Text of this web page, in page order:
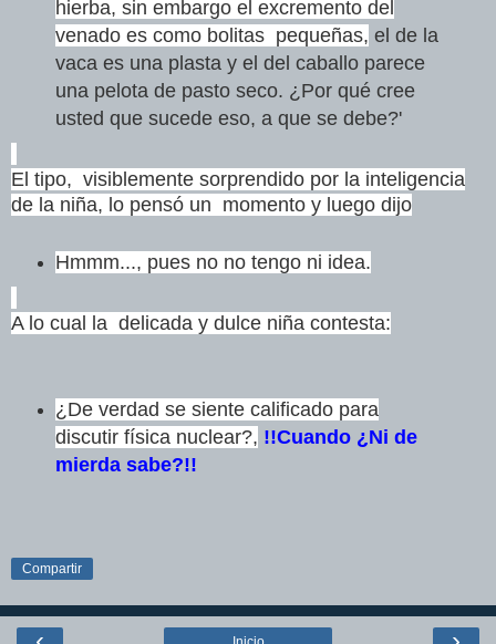
hierba, sin embargo el excremento del
venado es como bolitas pequeñas, el de la
vaca es una plasta y el del caballo parece
una pelota de pasto seco. ¿Por qué cree
usted que sucede eso, a que se debe?'
El tipo, visiblemente sorprendido por la inteligencia
de la niña, lo pensó un momento y luego dijo
Hmmm..., pues no no tengo ni idea.
A lo cual la delicada y dulce niña contesta:
¿De verdad se siente calificado para
discutir física nuclear?, !!Cuando ¿Ni de
mierda sabe?!!
Compartir